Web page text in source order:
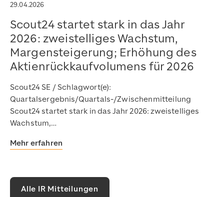
29.04.2026
Scout24 startet stark in das Jahr
2026: zweistelliges Wachstum,
Margensteigerung; Erhöhung des
Aktienrückkaufvolumens für 2026
Scout24 SE / Schlagwort(e):
Quartalsergebnis/Quartals-/Zwischenmitteilung
Scout24 startet stark in das Jahr 2026: zweistelliges
Wachstum,…
Mehr erfahren
Alle IR Mitteilungen